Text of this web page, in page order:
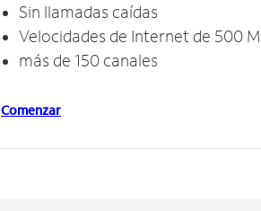
Sin llamadas caídas
Velocidades de Internet de 500
más de 150 canales
Comenzar